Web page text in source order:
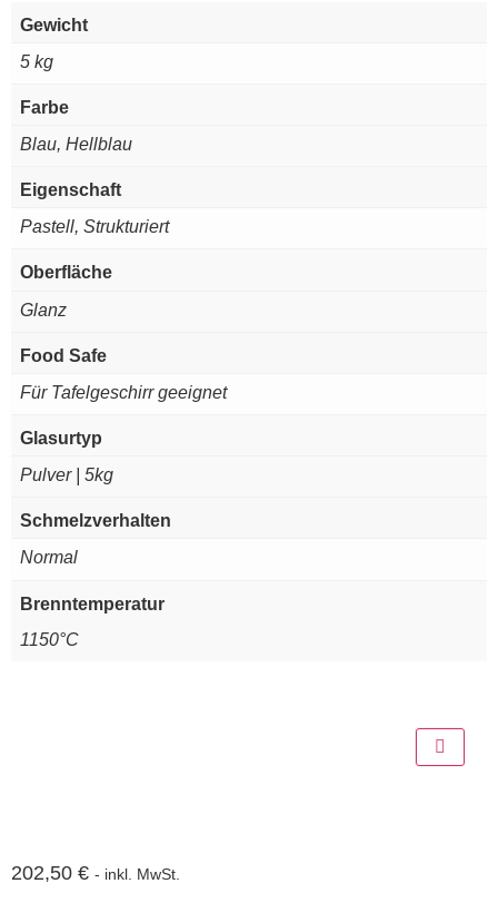
Gewicht
5 kg
Farbe
Blau, Hellblau
Eigenschaft
Pastell, Strukturiert
Oberfläche
Glanz
Food Safe
Für Tafelgeschirr geeignet
Glasurtyp
Pulver | 5kg
Schmelzverhalten
Normal
Brenntemperatur
1150°C
202,50 € - inkl. MwSt.